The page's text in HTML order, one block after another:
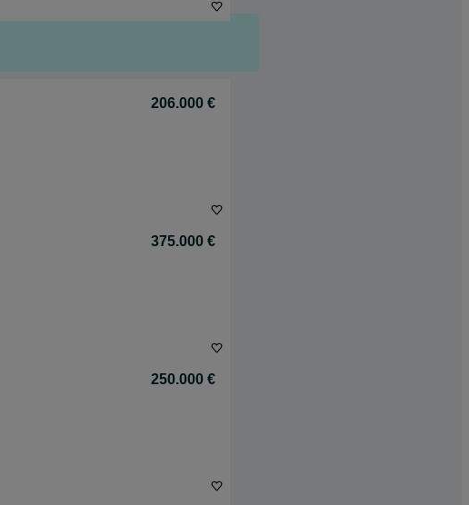
206.000 €
375.000 €
250.000 €